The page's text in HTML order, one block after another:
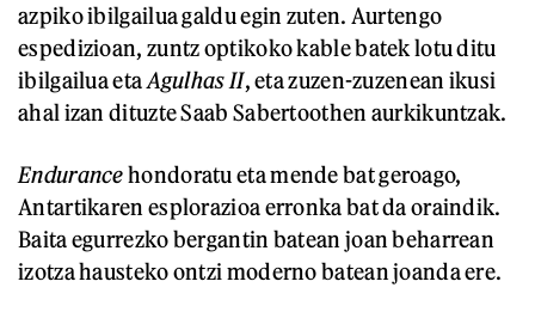
azpiko ibilgailua galdu egin zuten. Aurtengo
espedizioan, zuntz optikoko kable batek lotu ditu
ibilgailua etaAgulhas II, eta zuzen-zuzenean ikusi
ahal izan dituzte Saab Sabertoothen aurkikuntzak.
Endurancehondoratu eta mende bat geroago,
Antartikaren esplorazioa erronka bat da oraindik.
Baita egurrezko bergantin batean joan beharrean
izotza hausteko ontzi moderno batean joanda ere.